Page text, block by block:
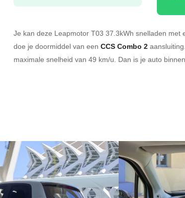
Je kan deze Leapmotor T03 37.3kWh snelladen met
doe je doormiddel van een CCS Combo 2 aansluiting.
maximale snelheid van 49 km/u. Dan is je auto binnen